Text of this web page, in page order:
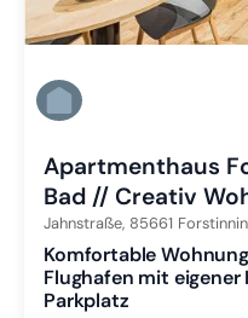
Apartmenthaus
Bad // Creativ
Jahnstraße, 85661
Komfortable
Flughafen mit eigener
Parkplatz